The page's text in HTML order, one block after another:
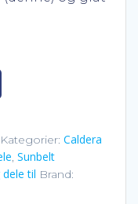
Kategorier: Caldera
, Sunbelt
til Brand: